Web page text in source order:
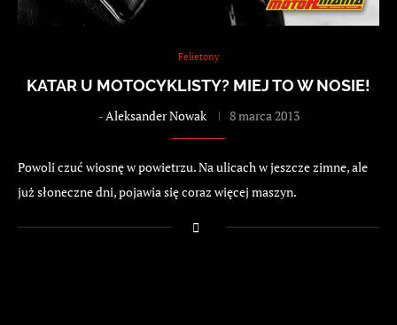
Felietony
KATAR U MOTOCYKLISTY? MIEJ TO W NOSIE!
- Aleksander Nowak 8 marca 2013
Powoli czuć wiosnę w powietrzu. Na ulicach w jeszcze zimne, ale
już słoneczne dni, pojawia się coraz więcej maszyn.